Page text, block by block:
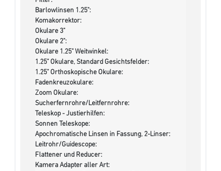
Barlowlinsen 1.25":
Komakorrektor:
Okulare 3"
Okulare 2":
Okulare 1.25" Weitwinkel:
1.25" Okulare, Standard Gesichtsfelder:
1.25" Orthoskopische Okulare:
Fadenkreuzokulare:
Zoom Okulare:
Sucherfernrohre/Leitfernrohre:
Teleskop - Justierhilfen:
Sonnen Teleskope:
Apochromatische Linsen in Fassung, 2-Linser:
Leitrohr/Guidescope:
Flattener und Reducer:
Kamera Adapter aller Art: